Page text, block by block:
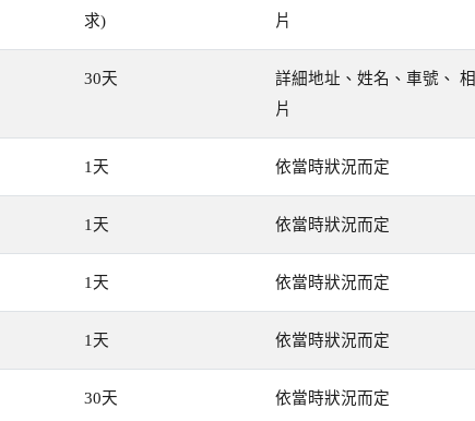
求)
片
30天
詳細地址、姓名、車號、 相
片
1天 依當時狀況而定
1天 依當時狀況而定
1天 依當時狀況而定
1天 依當時狀況而定
30天 依當時狀況而定